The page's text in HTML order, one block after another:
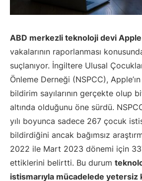
ABD merkezli teknoloji devi Apple
vakalarının raporlanması
suçlanıyor. İngiltere Ulusal
Önleme Derneği (NSPCC),
bildirim sayılarının gerçekte olup
altında olduğunu öne sürdü.
yılı boyunca sadece 267 çocuk
bildirdiğini ancak bağımsız
2022 ile Mart 2023 dönemi için
ettiklerini belirtti. Bu durum
istismarıyla mücadelede yetersiz